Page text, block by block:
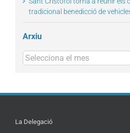
tradicional benedicció de
Arxiu
Arxius
La Delegació